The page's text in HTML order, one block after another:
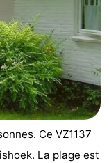
Ce VZ1137
La plage est